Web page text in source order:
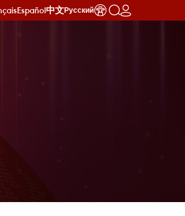
Español中文Русский